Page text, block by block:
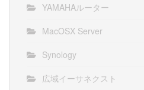
YAMAHAルーター
MacOSX Server
Synology
広域イーサネクスト